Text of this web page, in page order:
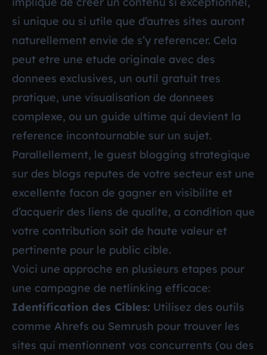
si unique ou si utile que d’autres sites auront
naturellement envie de s’y referencer. Cela
peut etre une etude originale avec des
donnees exclusives, un outil gratuit tres
pratique, une visualisation de donnees
complexe, ou un guide ultime qui devient la
reference incontournable sur un sujet.
Parallellement, le guest blogging strategique
sur des blogs reputes de votre secteur est une
excellente facon de gagner en visibilite et
d’acquerir des liens de qualite, a condition que
votre contribution soit de haute valeur et
pertinente pour le public cible.
Voici une approche en plusieurs etapes pour
une campagne de netlinking efficace:
Identification des Cibles: Utilisez des outils
comme Ahrefs ou Semrush pour trouver les
sites qui mentionnent vos concurrents (ou des